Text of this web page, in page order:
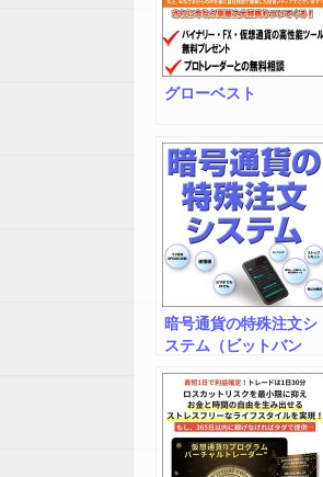
グローベスト
暗号通貨の特殊注文シ
ステム（ビットバン